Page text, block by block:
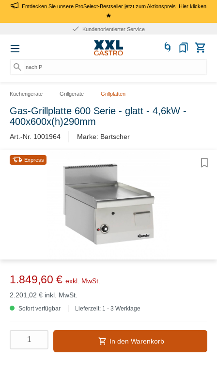
Entdecken Sie unsere ProSelect-Bestseller jetzt zum Aktionspreis.Hier klicken
*
Kundenorientierter Service
nach Pro
Küchengeräte Grillgeräte Grillplatten
Gas-Grillplatte 600 Serie - glatt - 4,6kW -
400x600x(h)290mm
Art.-Nr. 1001964 Marke: Bartscher
Express
1.849,60 € exkl. MwSt.
2.201,02 € inkl. MwSt.
Sofort verfügbar Lieferzeit: 1 - 3 Werktage
In den Warenkorb